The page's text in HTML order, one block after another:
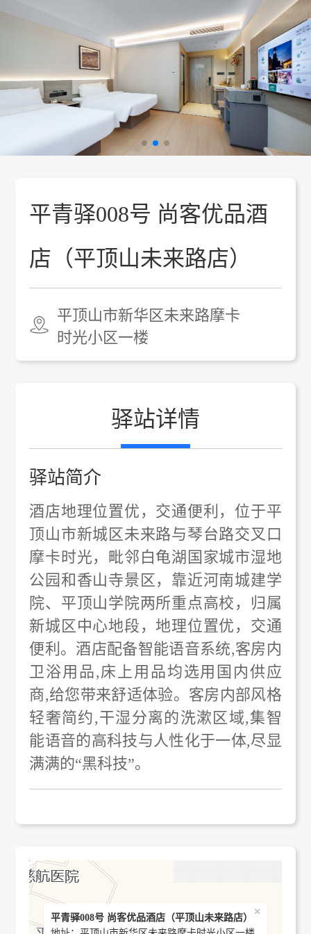
平青驿008号 尚客优品酒
店（平顶山未来路店）
平顶山市新华区未来路摩卡
时光小区一楼
驿站详情
驿站简介
酒店地理位置优，交通便利，位于平
顶山市新城区未来路与琴台路交叉口
摩卡时光，毗邻白龟湖国家城市湿地
公园和香山寺景区，靠近河南城建学
院、平顶山学院两所重点高校，归属
新城区中心地段，地理位置优，交通
便利。酒店配备智能语音系统,客房内
卫浴用品,床上用品均选用国内供应
商,给您带来舒适体验。客房内部风格
轻奢简约,干湿分离的洗漱区域,集智
能语音的高科技与人性化于一体,尽显
满满的“黑科技”。
平青驿008号 尚客优品酒店（平顶山未来路店）
×